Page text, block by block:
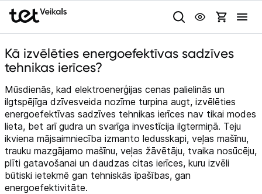
Uz kategorijam Uz galveno saturu
Pieslēgties
Pasūtījuma statuss
Akcijas
Outlet
Izvēlies kāroto ierīci izdevīgāk!
Gaišā Tumšā Sistēmas
Animācijas
Globāls iestatījums animāciju aktivizēšanai vai deaktivizēšanai visā
lapā.
Kā izvēlēties energoefektīvas sadzīves
tehnikas ierīces?
Mūsdienās, kad elektroenerģijas cenas palielinās un
ilgtspējīga dzīvesveida nozīme turpina augt, izvēlēties
energoefektīvas sadzīves tehnikas ierīces nav tikai modes
lieta, bet arī gudra un svarīga investīcija ilgtermiņā. Teju
ikviena mājsaimniecība izmanto ledusskapi, veļas mašīnu,
trauku mazgājamo mašīnu, veļas žāvētāju, tvaika nosūcēju,
plīti gatavošanai un daudzas citas ierīces, kuru izvēli
būtiski ietekmē gan tehniskās īpašības, gan
energoefektivitāte.